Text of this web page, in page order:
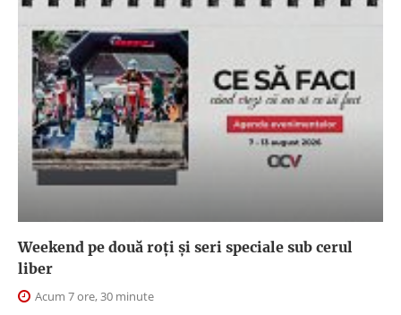
Weekend pe două roți și seri speciale sub cerul
liber
Acum 7 ore, 30 minute